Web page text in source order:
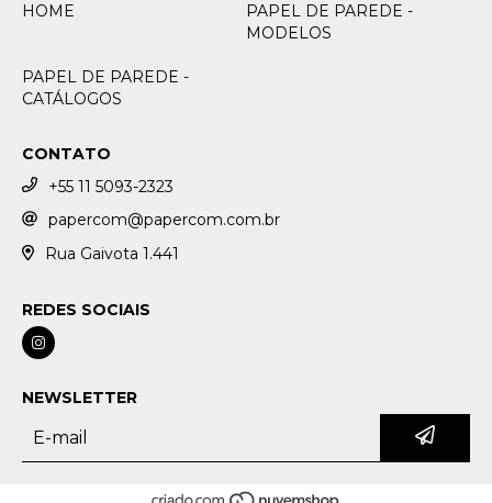
HOME
PAPEL DE PAREDE -
MODELOS
PAPEL DE PAREDE -
CATÁLOGOS
CONTATO
+55 11 5093-2323
papercom@papercom.com.br
Rua Gaivota 1.441
REDES SOCIAIS
NEWSLETTER